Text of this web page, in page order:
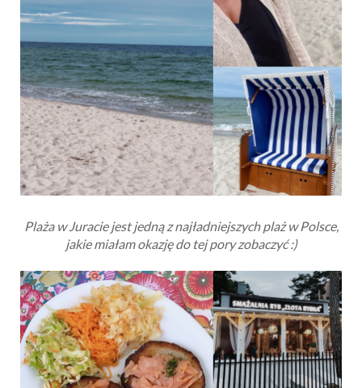
Plaża w Juracie jest jedną z najładniejszych plaż w Polsce,
jakie miałam okazję do tej pory zobaczyć :)